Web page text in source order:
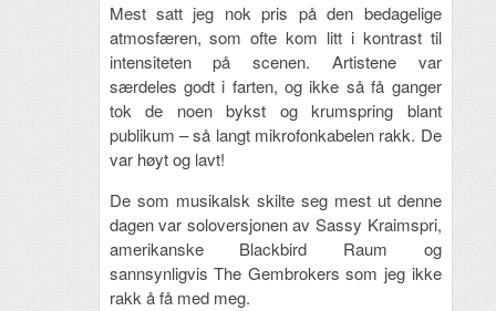
Mest satt jeg nok pris på den bedagelige
atmosfæren, som ofte kom litt i kontrast til
intensiteten på scenen. Artistene var
særdeles godt i farten, og ikke så få ganger
tok de noen bykst og krumspring blant
publikum – så langt mikrofonkabelen rakk. De
var høyt og lavt!
De som musikalsk skilte seg mest ut denne
dagen var soloversjonen av Sassy Kraimspri,
amerikanske Blackbird Raum og
sannsynligvis The Gembrokers som jeg ikke
rakk å få med meg.